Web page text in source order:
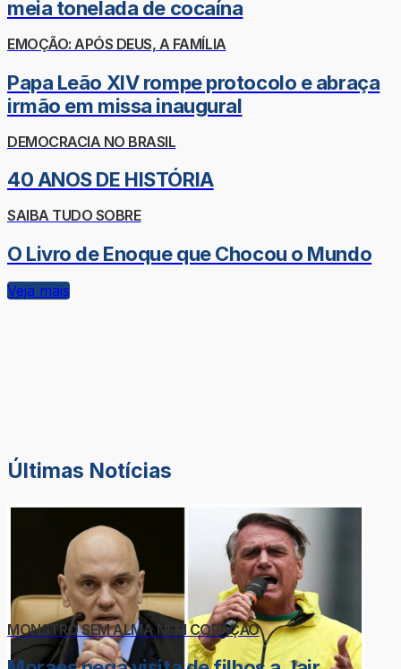
meia tonelada de cocaína
EMOÇÃO: APÓS DEUS, A FAMÍLIA
Papa Leão XIV rompe protocolo e abraça
irmão em missa inaugural
DEMOCRACIA NO BRASIL
40 ANOS DE HISTÓRIA
SAIBA TUDO SOBRE
O Livro de Enoque que Chocou o Mundo
Veja mais
Últimas Notícias
MONSTRO SEM ALMA NEM CORAÇÃO